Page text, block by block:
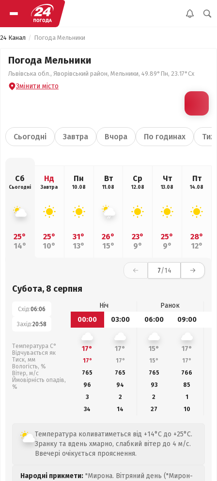
24 Канал Погода Мельники
Погода Мельники
Львівська обл., Яворівський район, Мельники, 49.89°Пн, 23.17°Сх
Змінити місто
Сьогодні Завтра Вчора По годинах
Сб
Сьогодні
25°
14°
Нд
Завтра
25°
10°
Пн
10.08
31°
13°
Вт
11.08
26°
15°
Ср
12.08
23°
9°
Чт
13.08
25°
9°
Пт
14.08
28°
12°
7/14
Субота, 8 серпня
Схід:06:06
Захід:20:58
Температура С°
Відчувається як
Тиск, мм
Вологість, %
Вітер, м/с
Ймовірність опадів,
%
Ніч
Ранок
00:00
03:00 06:00 09:00
17° 17° 15° 17°
17° 17° 15° 17°
765
765 765 766
96
94 93 85
3
2 2
1
34
14 27 10
Температура коливатиметься від +14°C до +25°C.
Зранку та вдень хмарно, слабкий вітер до 4 м/с.
Ввечері очікується прояснення.
Народні прикмети: "Мирона. Вітряний день ("Мирон-